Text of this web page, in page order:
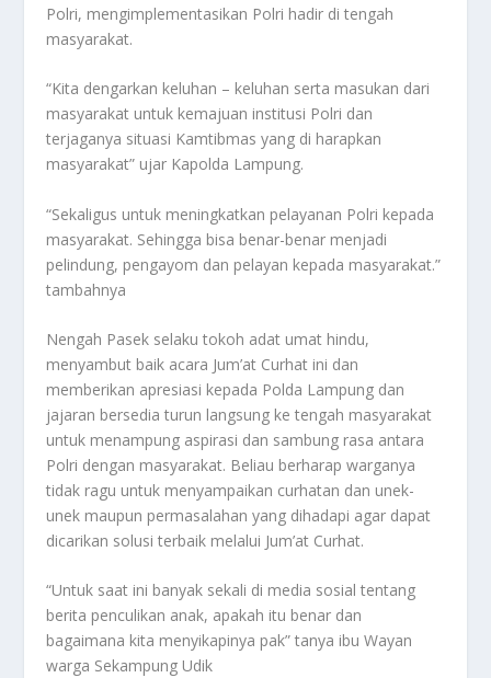
Polri, mengimplementasikan Polri hadir di tengah
masyarakat.
“Kita dengarkan keluhan – keluhan serta masukan dari
masyarakat untuk kemajuan institusi Polri dan
terjaganya situasi Kamtibmas yang di harapkan
masyarakat” ujar Kapolda Lampung.
“Sekaligus untuk meningkatkan pelayanan Polri kepada
masyarakat. Sehingga bisa benar-benar menjadi
pelindung, pengayom dan pelayan kepada masyarakat.”
tambahnya
Nengah Pasek selaku tokoh adat umat hindu,
menyambut baik acara Jum’at Curhat ini dan
memberikan apresiasi kepada Polda Lampung dan
jajaran bersedia turun langsung ke tengah masyarakat
untuk menampung aspirasi dan sambung rasa antara
Polri dengan masyarakat. Beliau berharap warganya
tidak ragu untuk menyampaikan curhatan dan unek-
unek maupun permasalahan yang dihadapi agar dapat
dicarikan solusi terbaik melalui Jum’at Curhat.
“Untuk saat ini banyak sekali di media sosial tentang
berita penculikan anak, apakah itu benar dan
bagaimana kita menyikapinya pak” tanya ibu Wayan
warga Sekampung Udik